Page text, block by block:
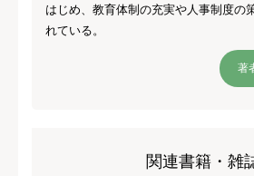
はじめ、教育体制の充実や人事制度の
れている。
著
関連書籍・雑